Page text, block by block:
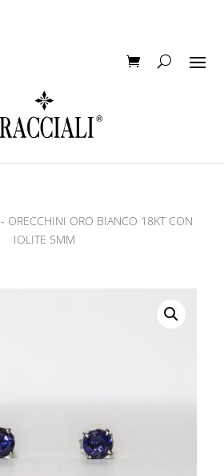
- ORECCHINI ORO BIANCO 18KT CON
IOLITE 5MM